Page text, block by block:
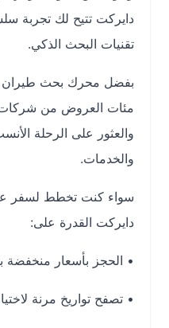
دايركتتتيح لك تجربة سلسة
تقنيات البحث الذكي.
بفضل محرك بحث طيران
مئات العروض من شركات
والعثور على الرحلة الأنسب
والخدمات.
سواء كنت تخطط لسفر عمل أو
دايركت القدرة على:
• الحجز بأسعار منخفضة
• تصفح تواريخ مرنة لاختيار